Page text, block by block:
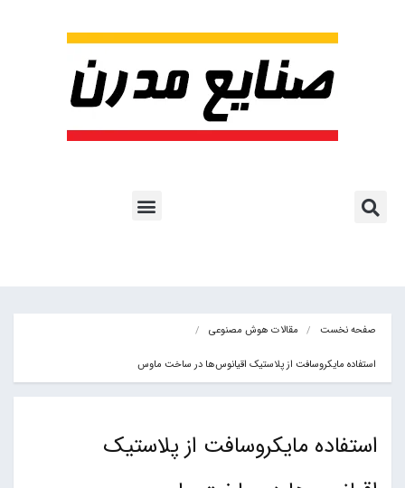
صفحه نخست مقالات هوش مصنوعی
استفاده مایکروسافت از پلاستیک اقیانوس‌ها در ساخت ماوس
استفاده مایکروسافت از پلاستیک